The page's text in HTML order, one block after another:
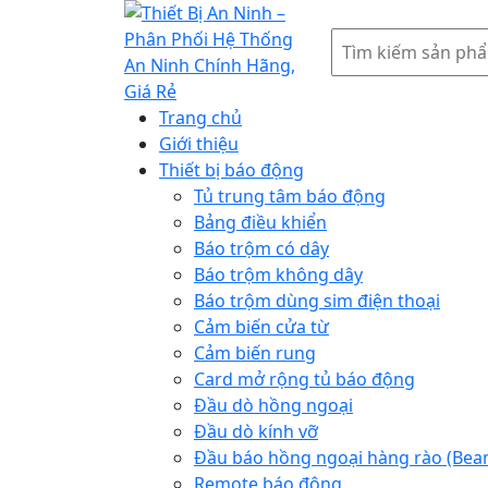
Tìm
kiếm
Trang chủ
Giới thiệu
Thiết bị báo động
Tủ trung tâm báo động
Bảng điều khiển
Báo trộm có dây
Báo trộm không dây
Báo trộm dùng sim điện thoại
Cảm biến cửa từ
Cảm biến rung
Card mở rộng tủ báo động
Đầu dò hồng ngoại
Đầu dò kính vỡ
Đầu báo hồng ngoại hàng rào